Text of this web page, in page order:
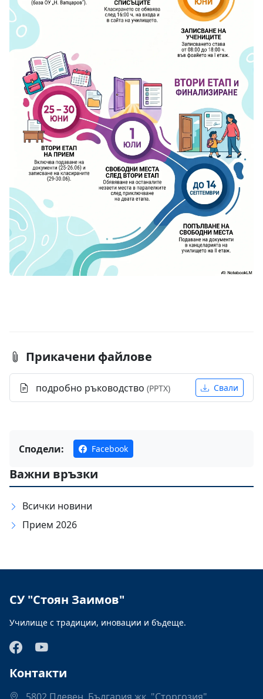
Прикачени файлове
подробно ръководство (PPTX) Свали
Сподели: Facebook
Важни връзки
Всички новини
Прием 2026
СУ "Стоян Заимов"
Училище с традиции, иновации и бъдеще.
Контакти